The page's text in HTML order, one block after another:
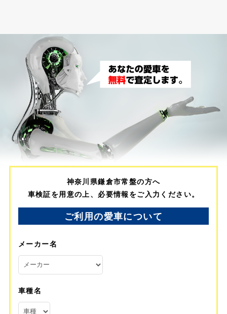
神奈川県鎌倉市常盤の方へ
車検証を用意の上、必要情報をご入力ください。
ご利用の愛車について
メーカー名
車種名